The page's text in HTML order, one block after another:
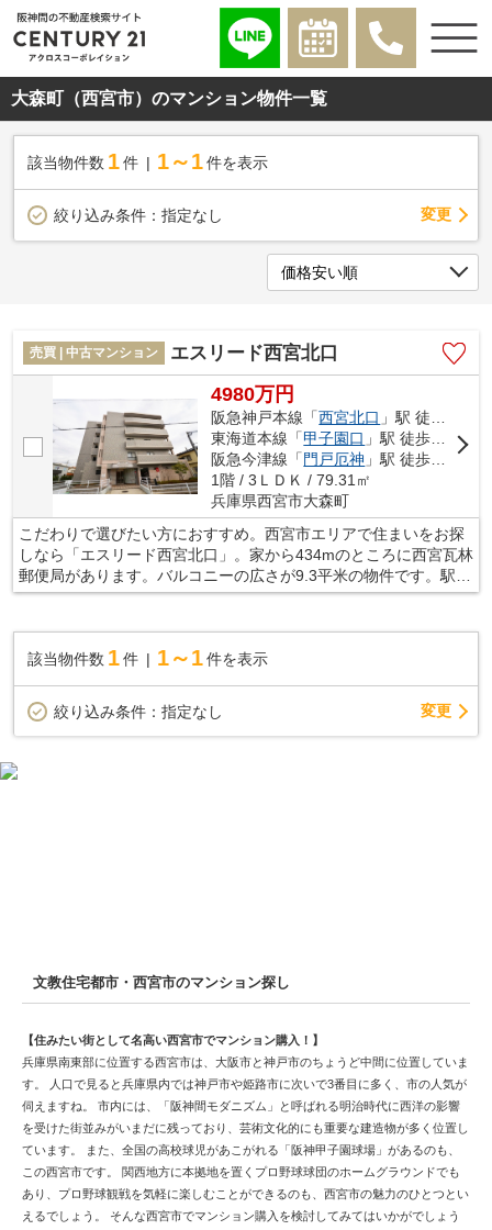
大森町（西宮市）のマンション物件一覧
該当物件数 1件 1～1 件を表示
絞り込み条件： 指定なし 変更
売買 | 中古マンション エスリード西宮北口
4980万円
阪急神戸本線「西宮北口 」駅 徒歩13分
東海道本線「甲子園口 」駅 徒歩22分
阪急今津線「 門戸厄神 」駅 徒歩23分
1階 / 3ＬＤＫ / 79.31㎡
兵庫県西宮市大森町
こだわりで選びたい方におすすめ。西宮市エリアで住まいをお探
しなら「エスリード西宮北口」。家から434mのところに西宮瓦林
郵便局があります。バルコニーの広さが9.3平米の物件です。駅か
ら徒歩13分の物件はいかがですか。新居をお求めなら、地域に詳
ば、メール又はお電話から当社までお申し付けください。
該当物件数 1件 1～1 件を表示
絞り込み条件： 指定なし 変更
文教住宅都市・西宮市のマンション探し
【住みたい街として名高い西宮市でマンション購入！】
兵庫県南東部に位置する西宮市は、大阪市と神戸市のちょうど中間に位置していま
す。 人口で見ると兵庫県内では神戸市や姫路市に次いで3番目に多く、市の人気が
伺えますね。 市内には、「阪神間モダニズム」と呼ばれる明治時代に西洋の影響
を受けた街並みがいまだに残っており、芸術文化的にも重要な建造物が多く位置し
ています。 また、全国の高校球児があこがれる「阪神甲子園球場」があるのも、
この西宮市です。 関西地方に本拠地を置くプロ野球球団のホームグラウンドでも
あり、プロ野球観戦を気軽に楽しむことができるのも、西宮市の魅力のひとつとい
えるでしょう。 そんな西宮市でマンション購入を検討してみてはいかがでしょう